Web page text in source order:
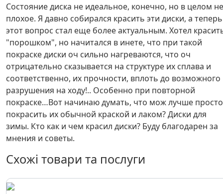
Состояние диска не идеальное, конечно, но в целом не
плохое. Я давно собирался красить эти диски, а теперь
этот вопрос стал еще более актуальным. Хотел
"порошком", но начитался в инете, что при такой
покраске диски оч сильно нагреваются, что оч
отрицательно сказывается на структуре их сплава и
соответственно, их прочности, вплоть до возможного
разрушения на ходу!.. Особенно при повторной
покраске…Вот начинаю думать, что мож лучше просто
покрасить их обычной краской и лаком? Диски для
зимы. Кто как и чем красил диски? Буду благодарен за
мнения и советы.
Схожі товари та послуги